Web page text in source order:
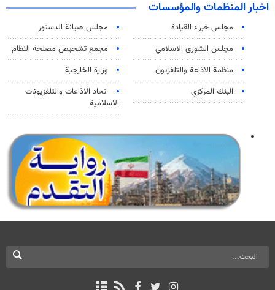
اخبار المنظمات والمؤسسات
مجلس خبراء القيادة
مجلس صيانة الدستور
مجلس الشورى الاسلامي
مجمع تشخيص مصلحة النظام
منظمة الاذاعة والتلفزیون
وزارة الخارجية
البنك المركزي
اتحاد الاذاعات والتلفزيونات
الاسلامية